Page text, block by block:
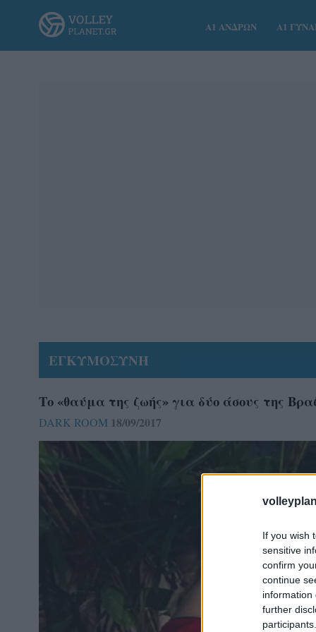
If you wish
sensitive
confirm
continue
information
further
Α1 ΑΝΔΡΩΝ Α1
ΕΓΚΥΜΟΣΥΝΗ
Το «θαύμα της ζωής» για δύο άσους της
DARK ROOM 18/09/2017